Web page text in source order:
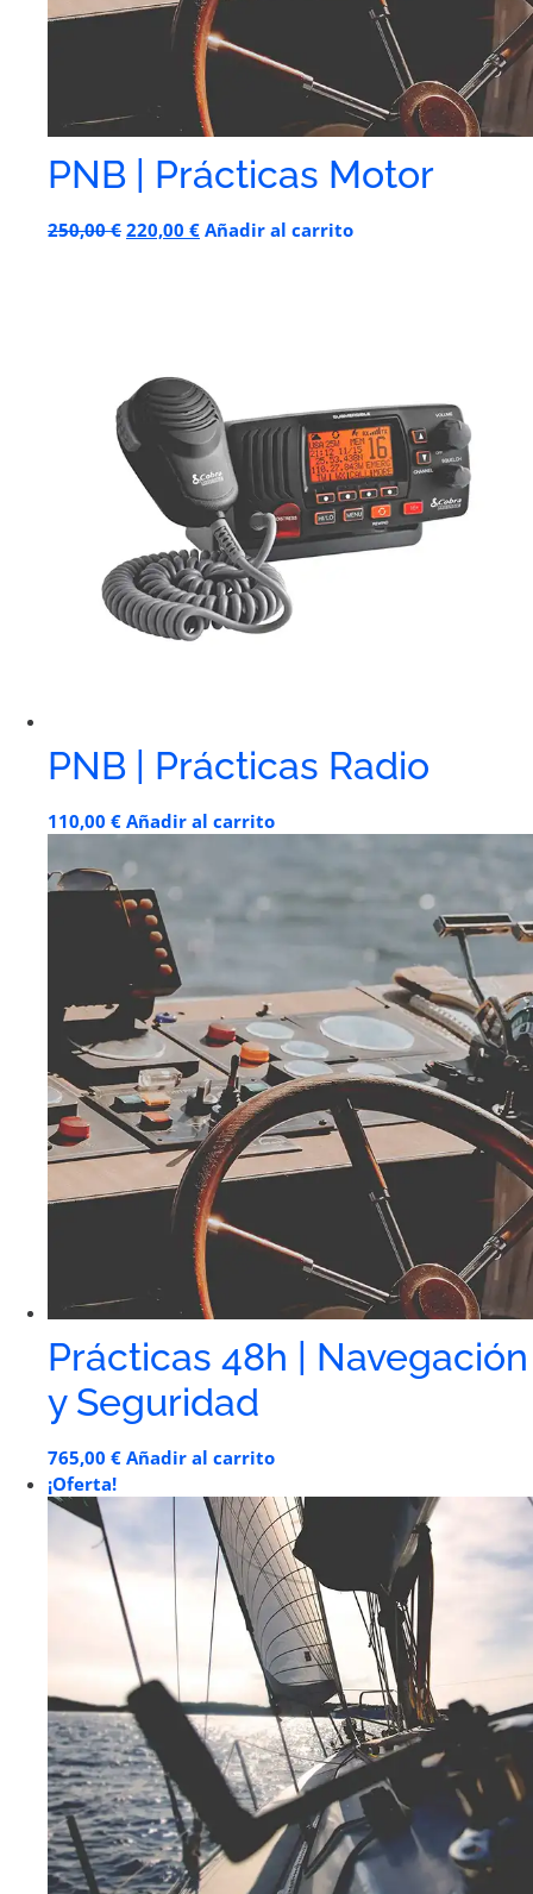
PNB | Prácticas Motor
250,00€ 220,00 € Añadir al carrito
PNB | Prácticas Radio
110,00 € Añadir al carrito
Prácticas 48h | Navegación
y Seguridad
765,00 € Añadir al carrito
¡Oferta!